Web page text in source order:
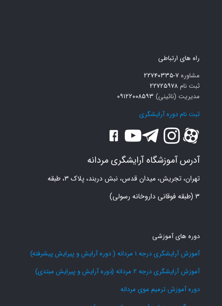
راه های ارتباطی
مشاوره۷-۲۲۷۴۰۳۳۵
ثبت نام ۲۲۷۲۵۹۷۸
مدیریت (نائینی) ۰۹۱۲۲۰۰۸۵۹۳
ثبت نام دوره آرایشگری
آدرس آموزشگاه آرایشگری مردانه
تهران، تجریش، میدان قدس، نبش دربند، پلاک ۳، طبقه
۳ (طبقه فوقانی داروخانه رسولی)
دوره های آموزشی
آموزش آرایشگری درجه 1 مردانه ( دوره آرایش و پیرایش پیشرفته)
آموزش آرایشگری درجه 2 مردانه (دوره آرایش و پیرایش مبتدی)
دوره آموزش ترمیم موی مردانه